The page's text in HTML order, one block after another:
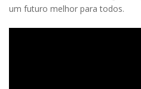
um futuro melhor para todos.